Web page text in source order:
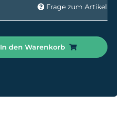
Frage zum Artikel
In den Warenkorb